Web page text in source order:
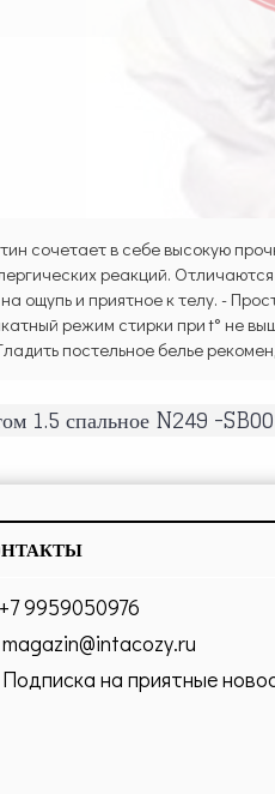
сочетает в себе высокую
реакций.
ощупь и приятное к телу. -
режим стирки при t° не
постельное белье
1.5 спальное N249 -
+7 9959050976
magazin@intacozy.ru
Подписка на приятные